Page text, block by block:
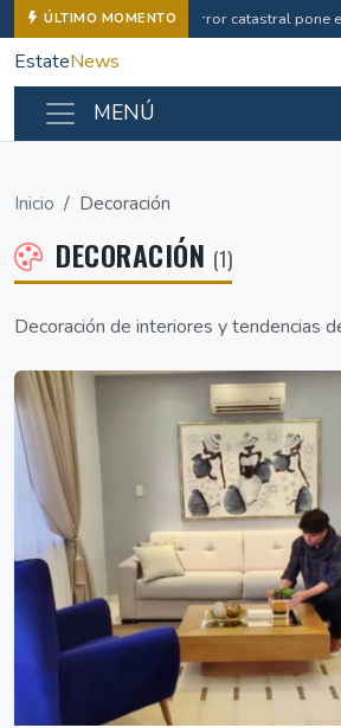
ÚLTIMO MOMENTO Error catastral
EstateNews
MENÚ
Inicio Decoración
DECORACIÓN (1)
Decoración de interiores y tendencias